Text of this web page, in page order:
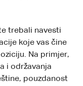
trebali navesti
koje vas čine
Na primjer,
i održavanja
pouzdanost